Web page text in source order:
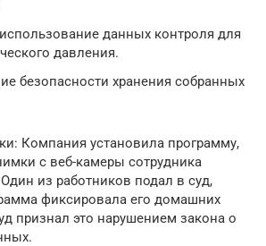
данных контроля для
давления.
безопасности хранения собранных
Компания установила программу,
с веб-камеры сотрудника
из работников подал в суд,
фиксировала его домашних
признал это нарушением закона о